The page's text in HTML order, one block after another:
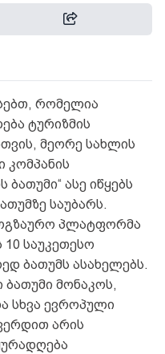
რომელია
ტურიზმის
მეორე სახლის
კომპანის
ასე იწყებს
საუბარს.
პლატფორმა
10 საუკეთესო
ბათუმს ასახელებს.
ბათუმი მონაკოს,
სხვა ევროპული
არის